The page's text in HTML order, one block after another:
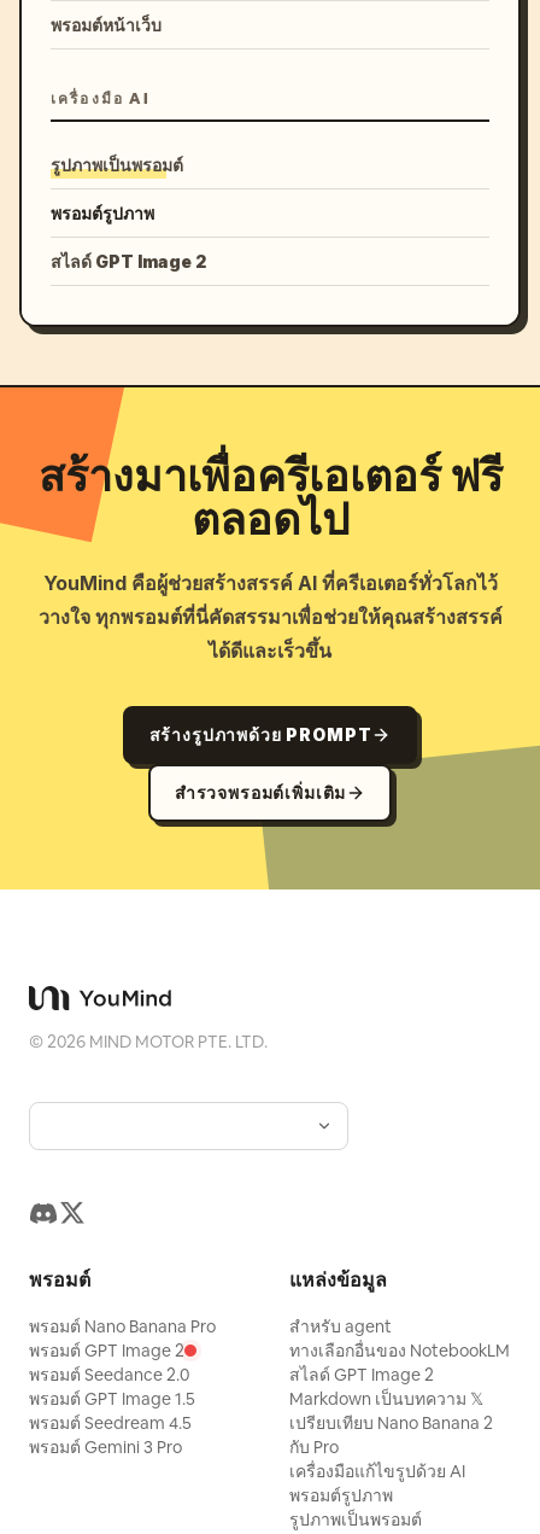
พรอมต์หน้าเว็บ
เครื่องมือ AI
รูปภาพเป็นพรอมต์
พรอมต์รูปภาพ
สไลด์ GPT Image 2
สร้างมาเพื่อครีเอเตอร์ ฟรี
ตลอดไป
YouMind คือผู้ช่วยสร้างสรรค์ AI ที่ครีเอเตอร์ทั่วโลกไว้
วางใจ ทุกพรอมต์ที่นี่คัดสรรมาเพื่อช่วยให้คุณสร้างสรรค์
ได้ดีและเร็วขึ้น
สร้างรูปภาพด้วย PROMPT
สำรวจพรอมต์เพิ่มเติม
©2026 MIND MOTOR PTE. LTD.
พรอมต์
พรอมต์ Nano Banana Pro
พรอมต์ GPT Image 2
พรอมต์ Seedance 2.0
พรอมต์ GPT Image 1.5
พรอมต์ Seedream 4.5
พรอมต์ Gemini 3 Pro
แหล่งข้อมูล
สำหรับ agent
ทางเลือกอื่นของ NotebookLM
สไลด์ GPT Image 2
Markdown เป็นบทความ 𝕏
เปรียบเทียบ Nano Banana 2
กับ Pro
เครื่องมือแก้ไขรูปด้วย AI
พรอมต์รูปภาพ
รูปภาพเป็นพรอมต์